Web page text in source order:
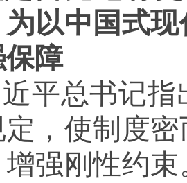
以中国式
保障
平总书记
定，使制度
增强刚性约